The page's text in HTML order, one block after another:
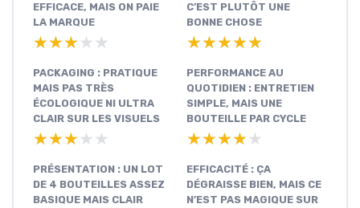
EFFICACE, MAIS ON PAIE
LA MARQUE
★★★★★
★★★★★
C’EST PLUTÔT UNE
BONNE CHOSE
★★★★★
★★★★★
PACKAGING : PRATIQUE
MAIS PAS TRÈS
ÉCOLOGIQUE NI ULTRA
CLAIR SUR LES VISUELS
★★★★★
★★★★★
PERFORMANCE AU
QUOTIDIEN : ENTRETIEN
SIMPLE, MAIS UNE
BOUTEILLE PAR CYCLE
★★★★★
★★★★★
PRÉSENTATION : UN LOT
DE 4 BOUTEILLES ASSEZ
BASIQUE MAIS CLAIR
EFFICACITÉ : ÇA
DÉGRAISSE BIEN, MAIS CE
N’EST PAS MAGIQUE SUR